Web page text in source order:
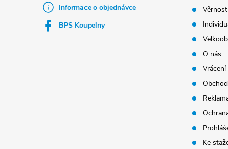
Informace o objednávce
BPS Koupelny
O nás
Ke